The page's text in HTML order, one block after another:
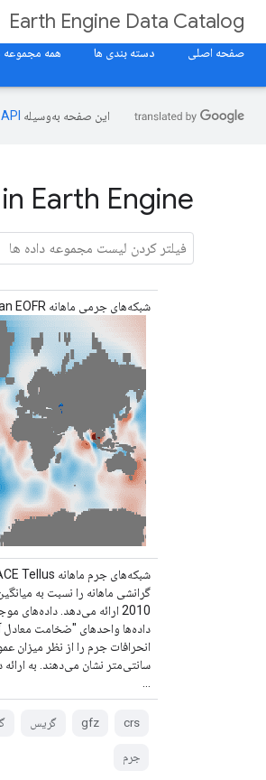
Earth Engine Data Catalog
صفحه اصلی
دسته بندی ها همه مجموعه
این صفحه به‌وسیله
Earth Engine
شبکه‌های جرمی ماهانه GRACE - Ocean EOFR
2010 ارائه می‌دهد. داده‌های
داده‌ها واحدهای "ضخامت معادل
انحرافات جرم را از نظر میزان
سانتی‌متر نشان می‌دهند. به ارائه
crs
gfz گریس
جرم